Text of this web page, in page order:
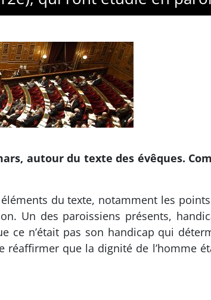
autour du texte des évêques.
du texte, notamment les
Un des paroissiens présents,
ce n’était pas son handicap qui
réaffirmer que la dignité de l’homme